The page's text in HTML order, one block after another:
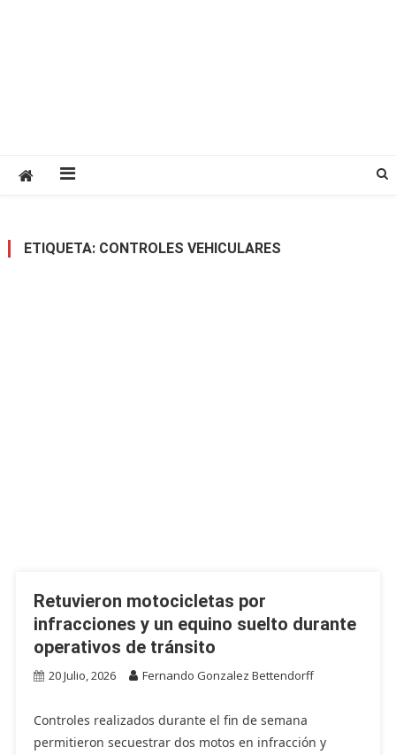
ETIQUETA: CONTROLES VEHICULARES
Retuvieron motocicletas por
infracciones y un equino suelto durante
operativos de tránsito
20 Julio, 2026 Fernando Gonzalez Bettendorff
Controles realizados durante el fin de semana
permitieron secuestrar dos motos en infracción y